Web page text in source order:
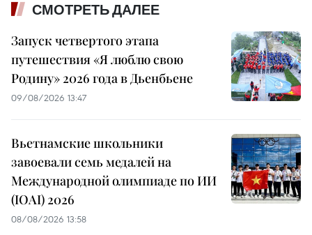
СМОТРЕТЬ ДАЛЕЕ
Запуск четвертого этапа
путешествия «Я люблю свою
Родину» 2026 года в Дьенбьене
09/08/2026 13:47
Вьетнамские школьники
завоевали семь медалей на
Международной олимпиаде по ИИ
(IOAI) 2026
08/08/2026 13:58